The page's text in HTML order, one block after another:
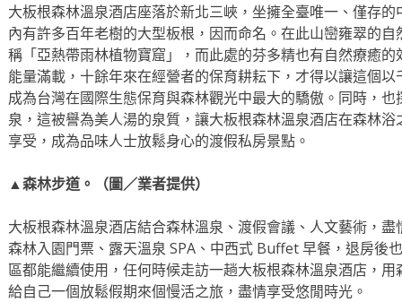
大板根森林溫泉酒店座落於新北三峽，坐擁全臺唯一、僅存
內有許多百年老樹的大型板根，因而命名。在此山巒雍翠的
稱「亞熱帶雨林植物寶窟」，而此處的芬多精也有自然療癒
能量滿載，十餘年來在經營者的保育耕耘下，才得以讓這個
成為台灣在國際生態保育與森林觀光中最大的驕傲。同時，
泉，這被譽為美人湯的泉質，讓大板根森林溫泉酒店在森林
享受，成為品味人士放鬆身心的渡假私房景點。
▲森林步道。（圖／業者提供）
大板根森林溫泉酒店結合森林溫泉、渡假會議、人文藝術，
森林入園門票、露天溫泉 SPA、中西式 Buffet 早餐，退房後
區都能繼續使用，任何時候走訪一趟大板根森林溫泉酒店，
給自己一個放鬆假期來個慢活之旅，盡情享受悠閒時光。